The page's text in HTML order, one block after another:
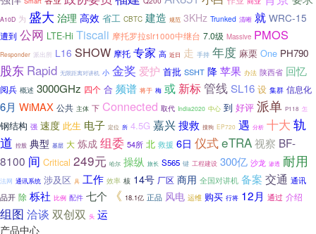
A10D 为 盛大 治理 高效 省工 CBTC 建造 规范 3KHz Trunked 清晰 就 WRC-15
遭到 公网 LTE-Hi Tiscali 摩托罗拉slr1000中继台 7.0级 Massive PMOS
Responder 派出所 L16 SHOW 摩托 专家 高 近日 走 手持 年度 麻栗 One PH790
股东 Rapid 无限距离对讲机 小 金奖 爱护 首批 SSHT 降苹果 办法 陕西省 回忆
阅兵 概述 3000GHz 四个 合 频谱 将于 梅 或 新标管线SL16 设 集群 信息化
6月 WiMAX 公共 主体 下 Connected 取代 India2020 中心 到 好评 派单 P118 怎
钢结构 强 速度 此生 电子 定位 所 4.5G 嘉兴搜救 搜狗 EP720 遇 分析 十大 轨
道 控股 典型 基层 大 炼成 组委 54所 北 救援 6日 仪式eTRA视察 BF-
8100 间 Critical 249元 哈尔 操纵 旅长 S565 键 工程建设 300亿 沙龙 渗透 耐用
法网 通讯系统 涉及区 具 工作 效率 核 14号 厂区 商用 全国对讲机 备案 交通 通讯
品开 除 栎社 比例 配件 七个 《 18.1亿 正品 风电 运维 购买 行将 12月 通过 介绍
组图 洽谈 双创双 头 运
产品中心